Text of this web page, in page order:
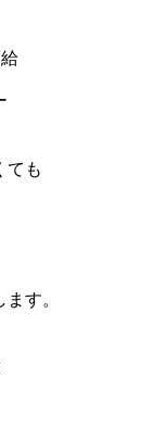
ても
す。